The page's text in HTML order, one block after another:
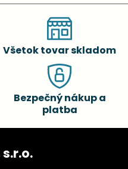
Všetok tovar skladom
Bezpečný nákup a
platba